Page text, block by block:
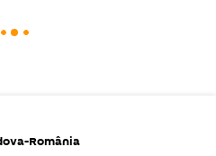
România